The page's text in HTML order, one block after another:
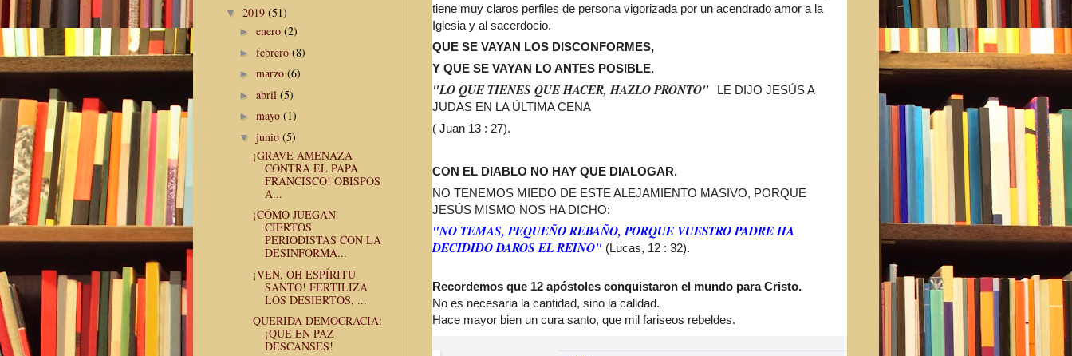
tiene muy claros perfiles de persona vigorizada por un acendrado amor a la
Iglesia y al sacerdocio.
QUE SE VAYAN LOS DISCONFORMES,
Y QUE SE VAYAN LO ANTES POSIBLE.
"LO QUE TIENES QUE HACER, HAZLO PRONTO"
LE DIJO JESÚS A
JUDAS EN LA ÚLTIMA CENA
( Juan 13 : 27).
CON EL DIABLO NO HAY QUE DIALOGAR.
NO TENEMOS MIEDO DE ESTE ALEJAMIENTO MASIVO, PORQUE
JESÚS MISMO NOS HA DICHO:
"NO TEMAS, PEQUEÑO REBAÑO, PORQUE VUESTRO PADRE HA
DECIDIDO DAROS EL REINO" (Lucas, 12 : 32).
Recordemos que 12 apóstoles conquistaron el mundo para Cristo.
No es necesaria la cantidad, sino la calidad.
Hace mayor bien un cura santo, que mil fariseos rebeldes.
▼ 2019 (51)
► enero (2)
► febrero (8)
► marzo (6)
► abril (5)
► mayo (1)
▼ junio (5)
¡GRAVE AMENAZA
CONTRA EL PAPA
FRANCISCO! OBISPOS
A...
¡CÓMO JUEGAN
CIERTOS
PERIODISTAS CON LA
DESINFORMA...
¡VEN, OH ESPÍRITU
SANTO! FERTILIZA
LOS DESIERTOS, ...
QUERIDA DEMOCRACIA:
¡QUE EN PAZ
DESCANSES!